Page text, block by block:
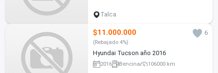
Talca
$11.000.000 6
(Rebajado 4%)
Hyundai Tucson año 2016
2016 Bencina 106000 km